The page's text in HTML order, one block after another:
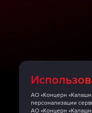
АО «Концерн
персонализации
АО «Концерн